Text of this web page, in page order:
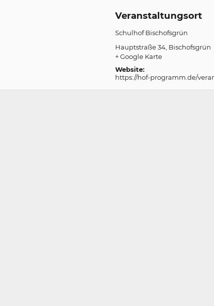
Veranstaltungsort
Schulhof Bischofsgrün
Hauptstraße 34 Bischofsgrün
+ Google Karte
Website:
https://hof-programm.de/